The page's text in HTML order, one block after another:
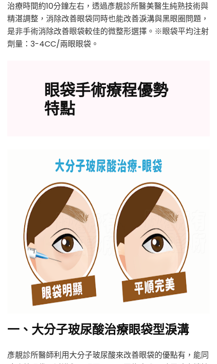
治療時間約10分鐘左右，透過彥靚診所醫美醫生純熟技術與
精湛調整，消除改善眼袋同時也能改善淚溝與黑眼圈問題，
是非手術消除改善眼袋較佳的微整形選擇。※眼袋平均注射
劑量：3-4CC/兩眼眼袋。
眼袋手術療程優勢
特點
一、大分子玻尿酸治療眼袋型淚溝
彥靚診所醫師利用大分子玻尿酸來改善眼袋的優點有，能同